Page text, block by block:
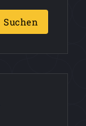
Suchen